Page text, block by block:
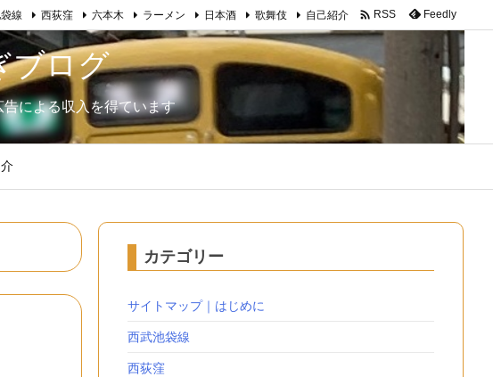
ブログ
による収入を得ています
線 西荻窪 六本木 ラーメン 日本酒 歌舞伎 自己紹介  RSS Feedly
カテゴリー
サイトマップ｜はじめに
西武池袋線
西荻窪